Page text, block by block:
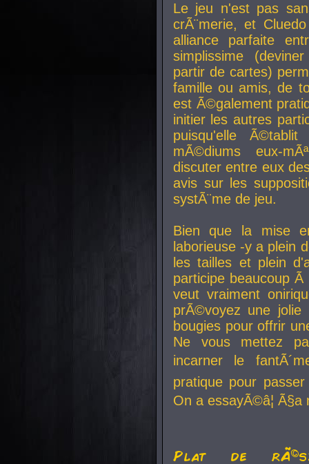
Le jeu n'est pas
crÃ¨merie, et
alliance parfaite
simplissime
partir de cartes)
famille ou amis, de
est Ã©galement
initier les autres
puisqu'elle
mÃ©diums eux-
discuter entre eux
avis sur les
systÃ¨me de jeu.
Bien que la mise
laborieuse -y a plein
les tailles et plein
participe beaucoup
veut vraiment
prÃ©voyez une
bougies pour offrir
Ne vous mettez
incarner le
pratique pour
On a essayÃ©â¦
Plat de